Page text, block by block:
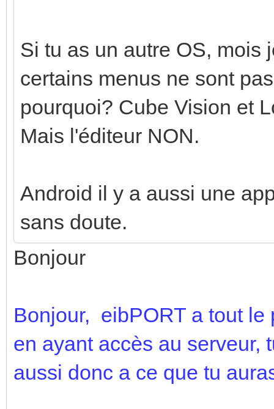
Si tu as un autre OS, mois
certains menus ne sont
pourquoi? Cube Vision et
Mais l'éditeur NON.
Android il y a aussi une
sans doute.
Bonjour
Bonjour, eibPORT a tout le
en ayant accès au serveur,
aussi donc a ce que tu